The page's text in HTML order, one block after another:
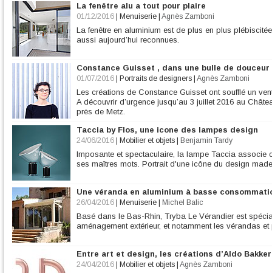
La fenêtre alu a tout pour plaire
01/12/2016 Menuiserie Agnès Zamboni
La fenêtre en aluminium est de plus en plus
aussi aujourd’hui reconnues.
Constance Guisset , dans une bulle de douceur
01/07/2016 Portraits de designers Agnès Zamboni
Les créations de Constance Guisset ont soufflé un
A découvrir d’urgence jusqu’au 3 juillet 2016 au
près de Metz.
Taccia by Flos, une icone des lampes design
24/06/2016 Mobilier et objets Benjamin Tardy
Imposante et spectaculaire, la lampe Taccia associe
ses maîtres mots. Portrait d'une icône du design
Une véranda en aluminium à basse
26/04/2016 Menuiserie Michel Balic
Basé dans le Bas-Rhin, Tryba Le Vérandier est
aménagement extérieur, et notamment les vérandas
Entre art et design, les créations d’Aldo Bakker
24/04/2016 Mobilier et objets Agnès Zamboni